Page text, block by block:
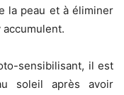
la peau et à éliminer
accumulent.
sensibilisant, il est
soleil après avoir